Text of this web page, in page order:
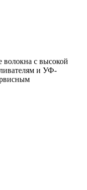
с высокой
и УФ-